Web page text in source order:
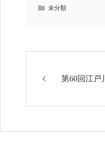
未分類
第60回江戸